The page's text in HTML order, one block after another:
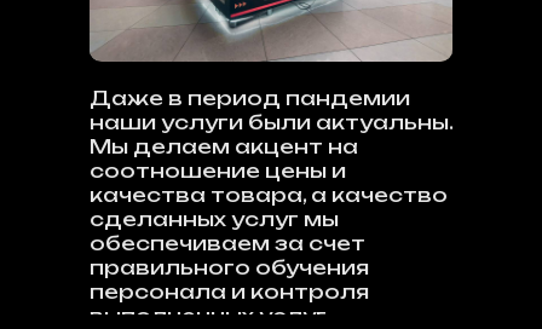
Даже в период пандемии
наши услуги были актуальны.
Мы делаем акцент на
соотношение цены и
качества товара, а качество
сделанных услуг мы
обеспечиваем за счет
правильного обучения
персонала и контроля
выполненных услуг.